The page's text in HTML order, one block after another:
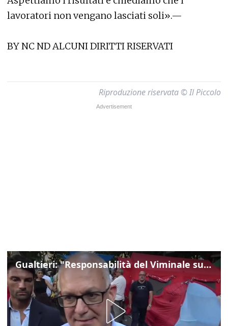
lavoratori non vengano lasciati soli».—
BY NC ND ALCUNI DIRITTI RISERVATI
Riproduzione riservata © Il Piccolo
Gualtieri: "Responsabilità del Viminale su Spin Time? La posizione dei partiti è nota"